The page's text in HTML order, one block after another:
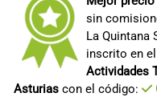
sin
La Quintana
inscrito en el
Actividades
Asturias con el código: